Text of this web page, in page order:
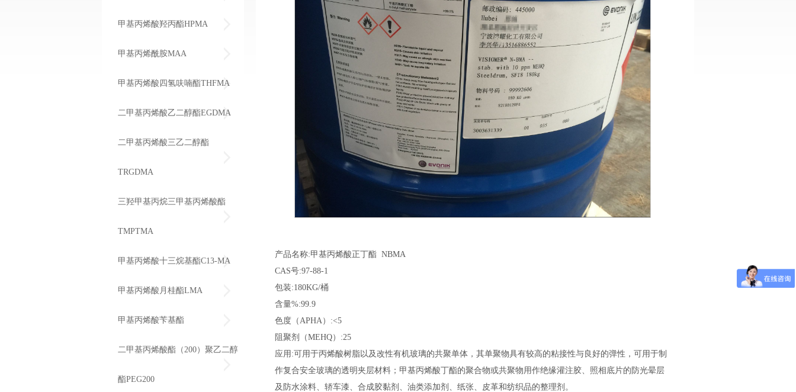
甲基丙烯酸羟丙酯HPMA
甲基丙烯酰胺MAA
甲基丙烯酸四氢呋喃酯THFMA
二甲基丙烯酸乙二醇酯EGDMA
二甲基丙烯酸三乙二醇酯
TRGDMA
三羟甲基丙烷三甲基丙烯酸酯
TMPTMA
甲基丙烯酸十三烷基酯C13-MA
甲基丙烯酸月桂酯LMA
甲基丙烯酸苄基酯
二甲基丙烯酸酯（200）聚乙二醇
酯PEG200
产品名称:甲基丙烯酸正丁酯 NBMA
CAS号:97-88-1
包装:180KG/桶
含量%:99.9
色度（APHA）:<5
阻聚剂（MEHQ）:25
应用:可用于丙烯酸树脂以及改性有机玻璃的共聚单体，其单聚物具有较高的粘接性与良好的弹性，可用于制
作复合安全玻璃的透明夹层材料；甲基丙烯酸丁酯的聚合物或共聚物用作绝缘灌注胶、照相底片的防光晕层
及防水涂料、轿车漆、合成胶黏剂、油类添加剂、纸张、皮革和纺织品的整理剂。